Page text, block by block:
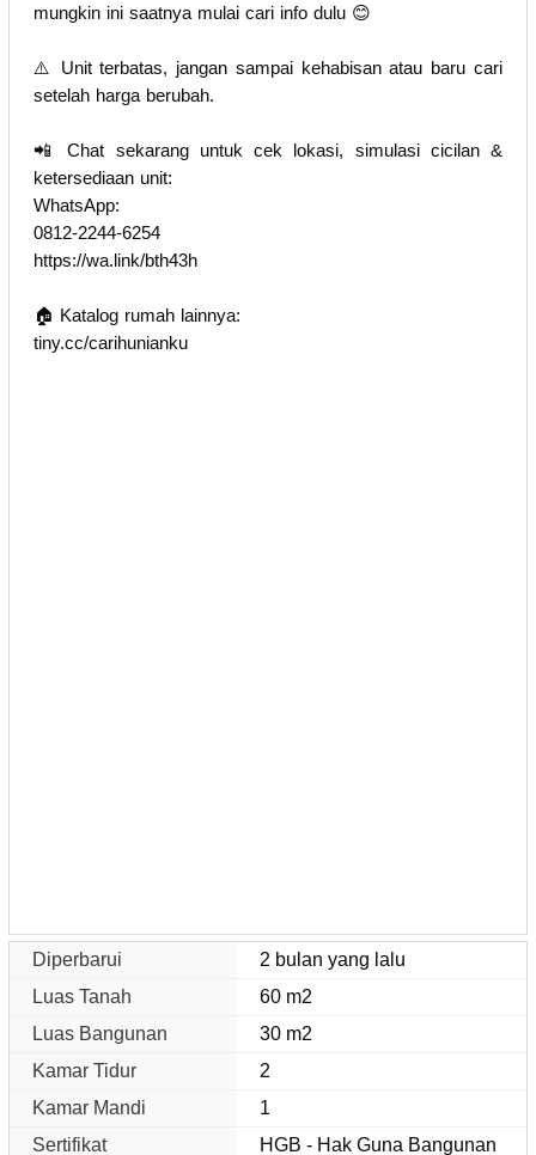
mungkin ini saatnya mulai cari info dulu 😊
⚠️ Unit terbatas, jangan sampai kehabisan atau baru cari
setelah harga berubah.
📲 Chat sekarang untuk cek lokasi, simulasi cicilan &
ketersediaan unit:
WhatsApp:
0812-2244-6254
https://wa.link/bth43h
🏠 Katalog rumah lainnya:
tiny.cc/carihunianku
Diperbarui
2 bulan yang lalu
Luas Tanah
60 m2
Luas Bangunan
30 m2
Kamar Tidur
2
Kamar Mandi
1
Sertifikat
HGB - Hak Guna Bangunan